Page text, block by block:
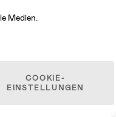
Bormio Fleecejacke,
Medien.
COOKIE-
EINSTELLUNGEN